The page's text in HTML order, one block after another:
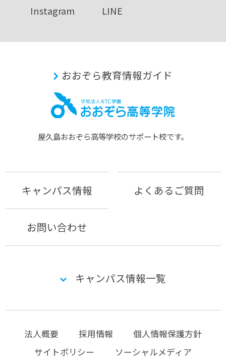
Instagram LINE
おおぞら教育情報ガイド
屋久島おおぞら⾼等学校のサポート校です。
キャンパス情報 よくあるご質問
お問い合わせ
キャンパス情報一覧
法人概要 採用情報
個人情報保護方針
サイトポリシー
ソーシャルメディア